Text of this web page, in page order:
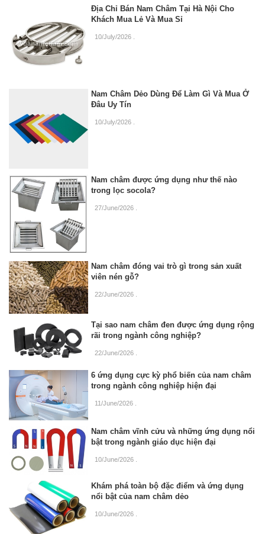
Địa Chỉ Bán Nam Châm Tại Hà Nội Cho
Khách Mua Lẻ Và Mua Sỉ
10/July/2026
Nam Châm Dẻo Dùng Để Làm Gì Và Mua Ở
Đâu Uy Tín
10/July/2026
Nam châm được ứng dụng như thế nào
trong lọc socola?
27/June/2026
Nam châm đóng vai trò gì trong sản xuất
viên nén gỗ?
22/June/2026
Tại sao nam châm đen được ứng dụng rộng
rãi trong ngành công nghiệp?
22/June/2026
6 ứng dụng cực kỳ phổ biến của nam châm
trong ngành công nghiệp hiện đại
11/June/2026
Nam châm vĩnh cửu và những ứng dụng nổi
bật trong ngành giáo dục hiện đại
10/June/2026
Khám phá toàn bộ đặc điểm và ứng dụng
nổi bật của nam châm dẻo
10/June/2026